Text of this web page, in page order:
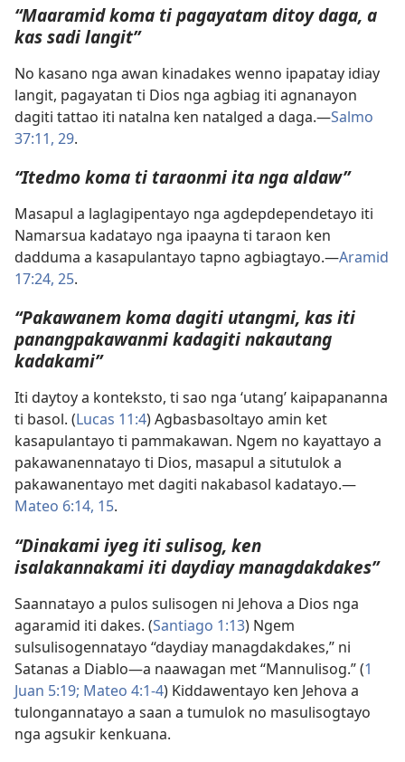
“Maaramid koma ti pagayatam ditoy daga, a
kas sadi langit”
No kasano nga awan kinadakes wenno ipapatay idiay
langit, pagayatan ti Dios nga agbiag iti agnanayon
dagiti tattao iti natalna ken natalged a daga.—Salmo
37:11, 29.
“Itedmo koma ti taraonmi ita nga aldaw”
Masapul a laglagipentayo nga agdepdependetayo iti
Namarsua kadatayo nga ipaayna ti taraon ken
dadduma a kasapulantayo tapno agbiagtayo.—Aramid
17:24, 25.
“Pakawanem koma dagiti utangmi, kas iti
panangpakawanmi kadagiti nakautang
kadakami”
Iti daytoy a konteksto, ti sao nga ‘utang’ kaipapananna
ti basol. (Lucas 11:4) Agbasbasoltayo amin ket
kasapulantayo ti pammakawan. Ngem no kayattayo a
pakawanennatayo ti Dios, masapul a situtulok a
pakawanentayo met dagiti nakabasol kadatayo.—
Mateo 6:14, 15.
“Dinakami iyeg iti sulisog, ken
isalakannakami iti daydiay managdakdakes”
Saannatayo a pulos sulisogen ni Jehova a Dios nga
agaramid iti dakes. (Santiago 1:13) Ngem
sulsulisogennatayo “daydiay managdakdakes,” ni
Satanas a Diablo—a naawagan met “Mannulisog.” (1
Juan 5:19; Mateo 4:1-4) Kiddawentayo ken Jehova a
tulongannatayo a saan a tumulok no masulisogtayo
nga agsukir kenkuana.